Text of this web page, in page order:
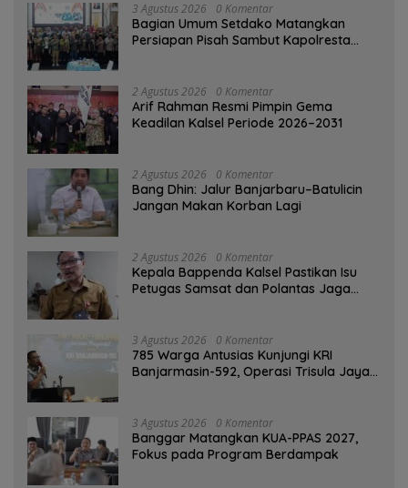
3 Agustus 2026 0 Komentar
Bagian Umum Setdako Matangkan
Persiapan Pisah Sambut Kapolresta
2 Agustus 2026 0 Komentar
Arif Rahman Resmi Pimpin Gema
Keadilan Kalsel Periode 2026–2031
2 Agustus 2026 0 Komentar
Bang Dhin: Jalur Banjarbaru–Batulicin
Jangan Makan Korban Lagi
2 Agustus 2026 0 Komentar
Kepala Bappenda Kalsel Pastikan Isu
Petugas Samsat dan Polantas Jaga
3 Agustus 2026 0 Komentar
785 Warga Antusias Kunjungi KRI
Banjarmasin-592, Operasi Trisula Jaya
3 Agustus 2026 0 Komentar
‎Banggar Matangkan KUA-PPAS 2027,
Fokus pada Program Berdampak